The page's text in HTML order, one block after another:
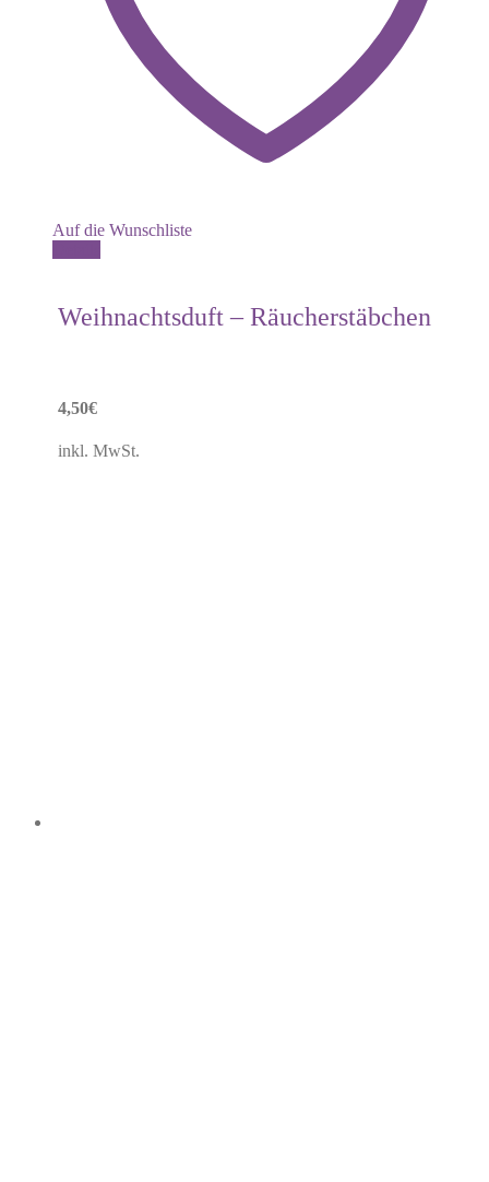
Auf die Wunschliste
Weihnachtsduft – Räucherstäbchen
4,50€
inkl. MwSt.